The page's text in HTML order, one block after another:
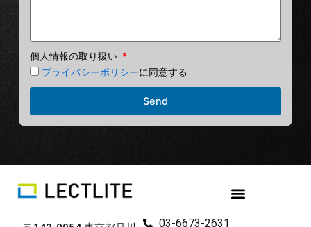
個人情報の取り扱い
プライバシーポリシーに同意する
Send
03-6673-2631